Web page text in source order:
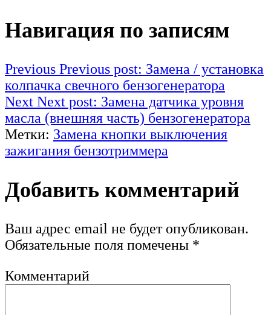
Навигация по записям
Previous Previous post: Замена / установка
колпачка свечного бензогенератора
Next Next post: Замена датчика уровня
масла (внешняя часть) бензогенератора
Метки: Замена кнопки выключения
зажигания бензотриммера
Добавить комментарий
Ваш адрес email не будет опубликован.
Обязательные поля помечены *
Комментарий